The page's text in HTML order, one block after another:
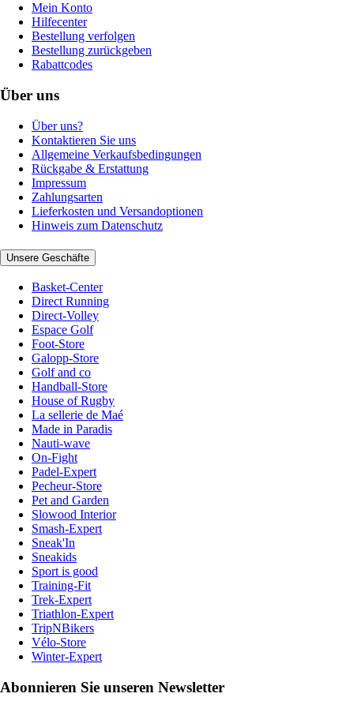
Mein Konto
Hilfecenter
Bestellung verfolgen
Bestellung zurückgeben
Rabattcodes
Über uns
Über uns?
Kontaktieren Sie uns
Allgemeine Verkaufsbedingungen
Rückgabe & Erstattung
Impressum
Zahlungsarten
Lieferkosten und Versandoptionen
Hinweis zum Datenschutz
Unsere Geschäfte
Basket-Center
Direct Running
Direct-Volley
Espace Golf
Foot-Store
Galopp-Store
Golf and co
Handball-Store
House of Rugby
La sellerie de Maé
Made in Paradis
Nauti-wave
On-Fight
Padel-Expert
Pecheur-Store
Pet and Garden
Slowood Interior
Smash-Expert
Sneak'In
Sneakids
Sport is good
Training-Fit
Trek-Expert
Triathlon-Expert
TripNBikers
Vélo-Store
Winter-Expert
Abonnieren Sie unseren Newsletter